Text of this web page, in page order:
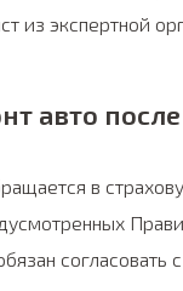
из экспертной
авто
в